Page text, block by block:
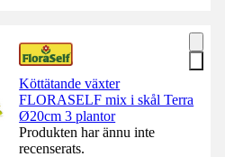
Köttätande växter
FLORASELF mix i skål Terra
Ø20cm 3 plantor
Produkten har ännu inte
recenserats.